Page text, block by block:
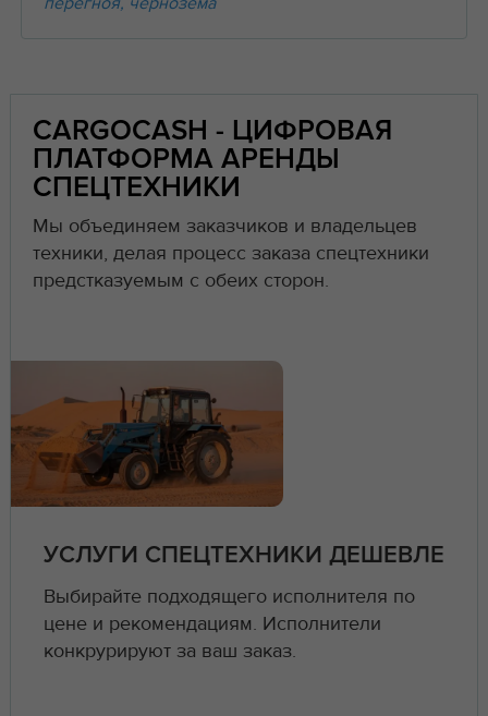
CARGOCASH - ЦИФРОВАЯ
ПЛАТФОРМА АРЕНДЫ
СПЕЦТЕХНИКИ
Мы объединяем заказчиков и владельцев
техники, делая процесс заказа спецтехники
предстказуемым с обеих сторон.
УСЛУГИ СПЕЦТЕХНИКИ ДЕШЕВЛЕ
Выбирайте подходящего исполнителя по
цене и рекомендациям. Исполнители
конкрурируют за ваш заказ.